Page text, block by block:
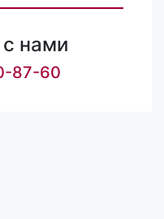
нами
87-60